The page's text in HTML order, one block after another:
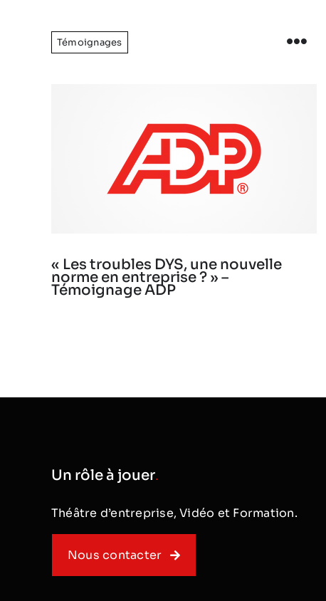
Témoignages
« Les troubles DYS, une nouvelle
norme en entreprise ? » –
Témoignage ADP
Un rôle à jouer.
Théâtre d’entreprise, Vidéo et Formation.
Nous contacter